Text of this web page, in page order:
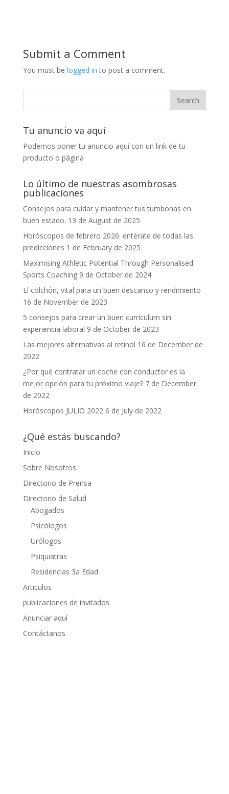
Submit a Comment
You must be logged in to post a comment.
Tu anuncio va aquí
Podemos poner tu anuncio aquí con un link de tu
producto o página
Lo último de nuestras asombrosas
publicaciones
Consejos para cuidar y mantener tus tumbonas en
buen estado. 13 de August de 2025
Horóscopos de febrero 2026: entérate de todas las
predicciones 1 de February de 2025
Maximising Athletic Potential Through Personalised
Sports Coaching 9 de October de 2024
El colchón, vital para un buen descanso y rendimiento
16 de November de 2023
5 consejos para crear un buen currículum sin
experiencia laboral 9 de October de 2023
Las mejores alternativas al retinol 16 de December de
2022
¿Por qué contratar un coche con conductor es la
mejor opción para tu próximo viaje? 7 de December
de 2022
Horóscopos JULIO 2022 6 de July de 2022
¿Qué estás buscando?
Inicio
Sobre Nosotros
Directorio de Prensa
Directorio de Salud
Abogados
Psicólogos
Urólogos
Psiquiatras
Residencias 3a Edad
Articulos
publicaciones de invitados
Anunciar aquí
Contáctanos